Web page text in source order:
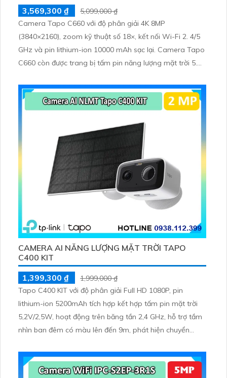
3,569,300 ₫
5,099,000 ₫
Camera Tapo C660 với độ phân giải 4K 8MP
(3840×2160), zoom kỹ thuật số 18×, kết nối Wi-Fi 2. 4/5
GHz và pin lithium-ion 10000 mAh sạc lại. Camera Tapo
C660 còn được trang bị tấm pin năng lượng mặt trời 5.
tiện, lưu trữ thẻ microSD tối đa 512 GB
CAMERA AI NĂNG LƯỢNG MẶT TRỜI TAPO
C400 KIT
1,399,300 ₫
1,999,000 ₫
Tapo C400 KIT với độ phân giải Full HD 1080P, pin
lithium-ion 5200mAh tích hợp kết hợp tấm pin mặt trời
5,2V/2,5W, hoạt động trên băng tần 2,4 GHz, hỗ trợ tầm
nhìn ban đêm có màu lên đến 9m, phát hiện chuyển
thẻ microSD lên đến 512GB